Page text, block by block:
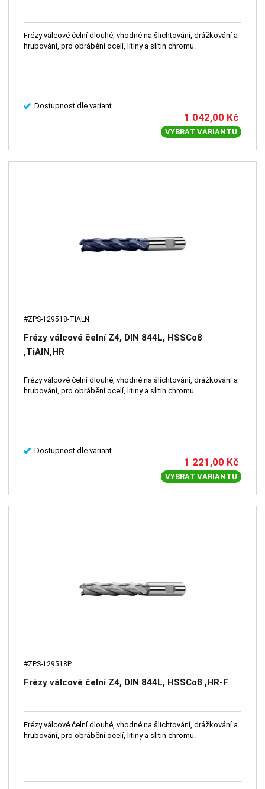
Frézy válcové čelní dlouhé, vhodné na šlichtování, drážkování a
hrubování, pro obrábění ocelí, litiny a slitin chromu.
Dostupnost dle variant
1 042,00 Kč
VYBRAT VARIANTU
#ZPS-129518-TIALN
Frézy válcové čelní Z4, DIN 844L, HSSCo8
,TiAlN,HR
Frézy válcové čelní dlouhé, vhodné na šlichtování, drážkování a
hrubování, pro obrábění ocelí, litiny a slitin chromu.
Dostupnost dle variant
1 221,00 Kč
VYBRAT VARIANTU
#ZPS-129518P
Frézy válcové čelní Z4, DIN 844L, HSSCo8 ,HR-F
Frézy válcové čelní dlouhé, vhodné na šlichtování, drážkování a
hrubování, pro obrábění ocelí, litiny a slitin chromu.